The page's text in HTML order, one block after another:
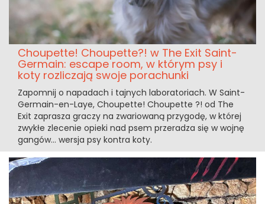
Choupette! Choupette?! w The Exit Saint-
Germain: escape room, w którym psy i
koty rozliczają swoje porachunki
Zapomnij o napadach i tajnych laboratoriach. W Saint-
Germain-en-Laye, Choupette! Choupette ?! od The
Exit zaprasza graczy na zwariowaną przygodę, w której
zwykłe zlecenie opieki nad psem przeradza się w wojnę
gangów... wersja psy kontra koty.